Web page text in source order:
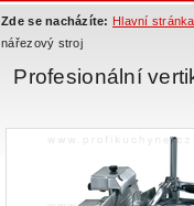
Zde se nacházíte: Hlavní stránka
nářezový stroj
Profesionální